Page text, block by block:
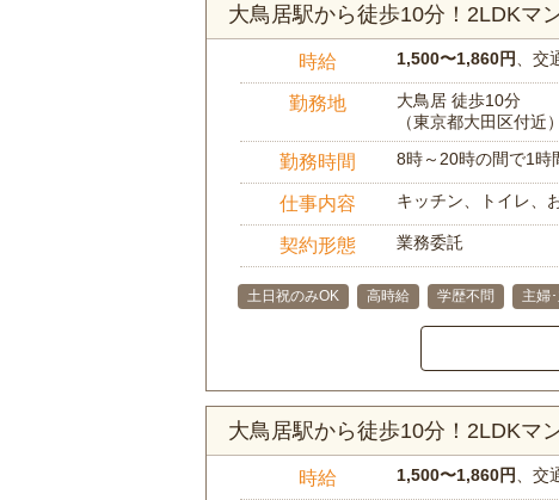
大鳥居駅から徒歩10分！2LDKマ
時給 1,500〜1,860円 、
勤務地
大鳥居 徒歩10分
（東京都大田区付近）
勤務時間 8時～20時の間で1時
仕事内容 キッチン、トイレ、
契約形態 業務委託
土日祝のみOK 高時給 学歴不問 主婦
大鳥居駅から徒歩10分！2LDKマ
時給 1,500〜1,860円 、